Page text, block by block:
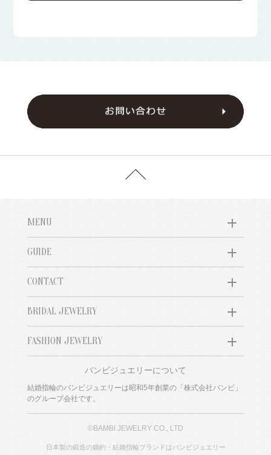
MENU
GUIDE
CONTACT
BRIDAL JEWELRY
FASHION JEWELRY
バンビジュエリーについて
結婚指輪のバンビジュエリーは昭和5年創業の「株式会社バンビ」
のグループ会社です。
©BAMBI JEWELRY CO., LTD
日本製の鍛造の婚約・結婚指輪ブランドはバンビジュエリー